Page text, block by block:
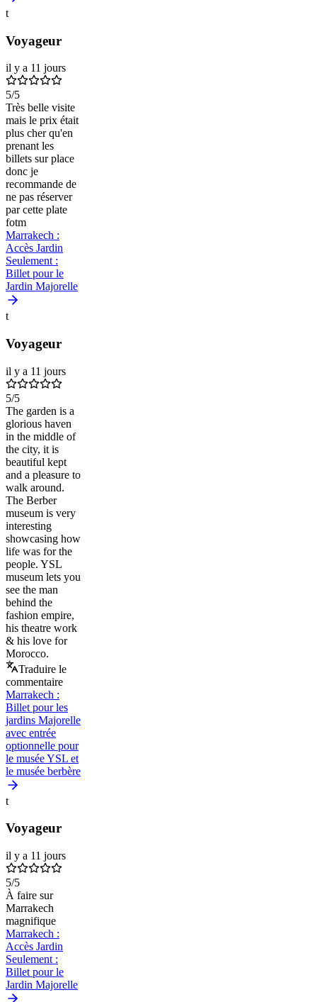
t
Voyageur
il y a 11 jours
5/5
Très belle visite
mais le prix était
plus cher qu'en
prenant les
billets sur place
donc je
recommande de
ne pas réserver
par cette plate
fotm
Marrakech :
Accès Jardin
Seulement :
Billet pour le
Jardin Majorelle
t
Voyageur
il y a 11 jours
5/5
The garden is a
glorious haven
in the middle of
the city, it is
beautiful kept
and a pleasure to
walk around.
The Berber
museum is very
interesting
showcasing how
life was for the
people. YSL
museum lets you
see the man
behind the
fashion empire,
his theatre work
& his love for
Morocco.
Traduire le
commentaire
Marrakech :
Billet pour les
jardins Majorelle
avec entrée
optionnelle pour
le musée YSL et
le musée berbère
t
Voyageur
il y a 11 jours
5/5
À faire sur
Marrakech
magnifique
Marrakech :
Accès Jardin
Seulement :
Billet pour le
Jardin Majorelle